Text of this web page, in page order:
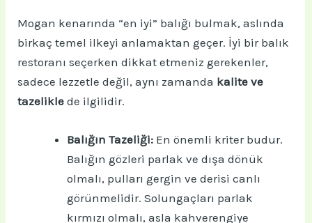
Mogan kenarında “en iyi” balığı bulmak, aslında
birkaç temel ilkeyi anlamaktan geçer. İyi bir balık
restoranı seçerken dikkat etmeniz gerekenler,
sadece lezzetle değil, aynı zamanda kalite ve
tazelikle de ilgilidir.
Balığın Tazeliği: En önemli kriter budur.
Balığın gözleri parlak ve dışa dönük
olmalı, pulları gergin ve derisi canlı
görünmelidir. Solungaçları parlak
kırmızı olmalı, asla kahverengiye